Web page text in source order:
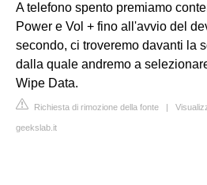
A telefono spento premiamo
Power e Vol + fino all'avvio del
secondo, ci troveremo davanti la
dalla quale andremo a
Wipe Data.
Richiesta di rimozione della fonte |
geekslab.it